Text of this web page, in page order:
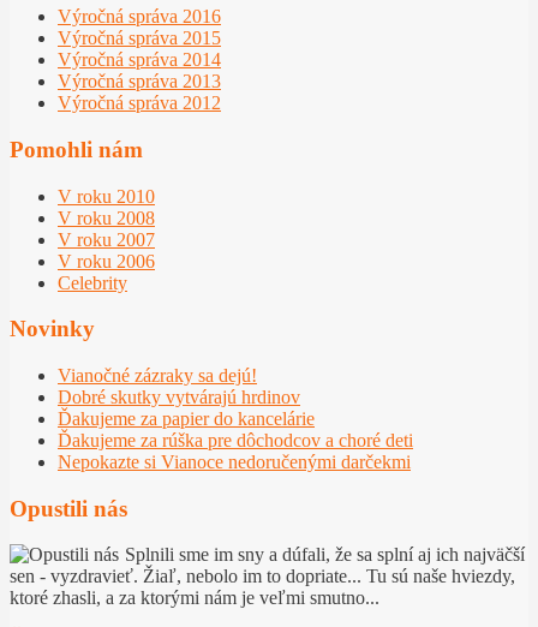
Výročná správa 2016
Výročná správa 2015
Výročná správa 2014
Výročná správa 2013
Výročná správa 2012
Pomohli nám
V roku 2010
V roku 2008
V roku 2007
V roku 2006
Celebrity
Novinky
Vianočné zázraky sa dejú!
Dobré skutky vytvárajú hrdinov
Ďakujeme za papier do kancelárie
Ďakujeme za rúška pre dôchodcov a choré deti
Nepokazte si Vianoce nedoručenými darčekmi
Opustili nás
Splnili sme im sny a dúfali, že sa splní aj ich najväčší
sen - vyzdravieť. Žiaľ, nebolo im to dopriate... Tu sú naše hviezdy,
ktoré zhasli, a za ktorými nám je veľmi smutno...